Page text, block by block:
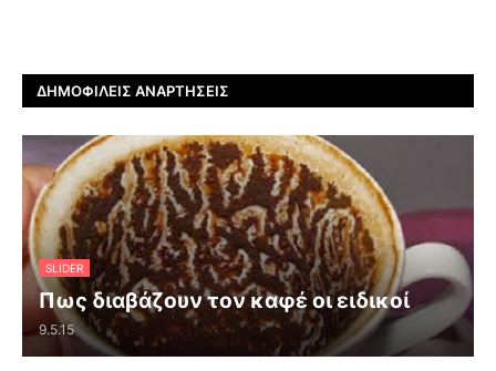
ΔΗΜΟΦΙΛΕΊΣ ΑΝΑΡΤΉΣΕΙΣ
SLIDER
Πως διαβάζουν τον καφέ οι ειδικοί
9.5.15